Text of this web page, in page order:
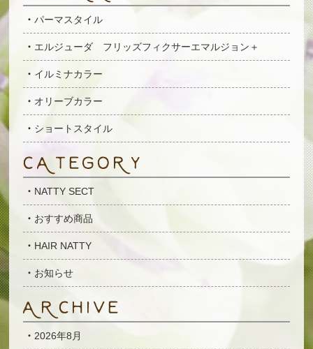
パーマスタイル
エルジューダ フリッズフィクサーエマルジョン＋
イルミナカラー
オリーブカラー
ショートスタイル
NATTY SECT
おすすめ商品
HAIR NATTY
お知らせ
2026年8月